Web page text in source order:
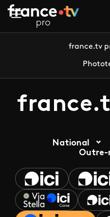
Aller au contenu principal
france.tv
National
Outre-